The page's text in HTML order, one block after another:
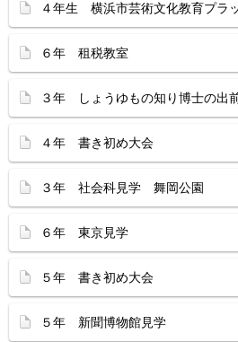
４年生 横浜市芸術文化教育プラ
６年 租税教室
３年 しょうゆもの知り博士の出
４年 書き初め大会
３年 社会科見学 舞岡公園
６年 東京見学
５年 書き初め大会
５年 新聞博物館見学